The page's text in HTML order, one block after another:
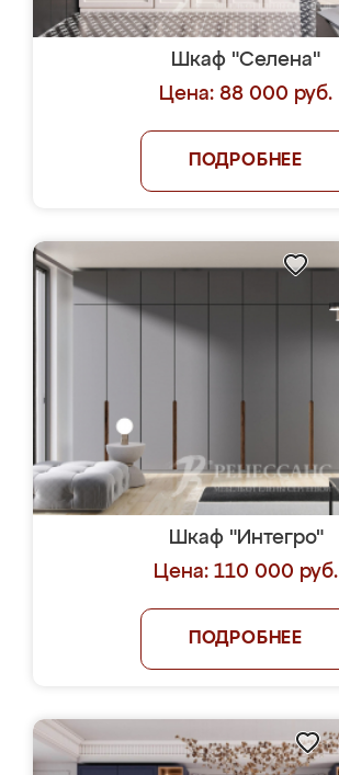
Шкаф "Селена"
Цена: 88 000 руб.
ПОДРОБНЕЕ
Шкаф "Интегро"
Цена: 110 000 руб.
ПОДРОБНЕЕ